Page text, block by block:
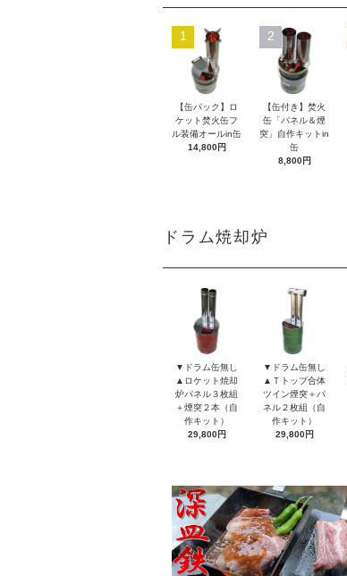
1
【缶パック】ロ
ケット焚火缶フ
ル装備オールin缶
14,800円
2
【缶付き】焚火
缶「パネル＆煙
突」自作キットin
缶
8,800円
ドラム焼却炉
▼ドラム缶無し
▲ロケット焼却
炉パネル３枚組
＋煙突２本（自
作キット）
29,800円
▼ドラム缶無し
▲Ｔトップ合体
ツイン煙突＋パ
ネル２枚組（自
作キット）
29,800円